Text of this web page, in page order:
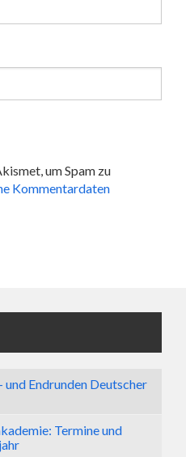
um Spam zu
Kommentardaten
Endrunden Deutscher
Termine und